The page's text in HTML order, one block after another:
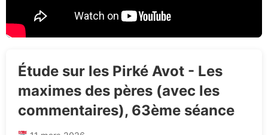
Étude sur les Pirké Avot - Les
maximes des pères (avec les
commentaires), 63ème séance